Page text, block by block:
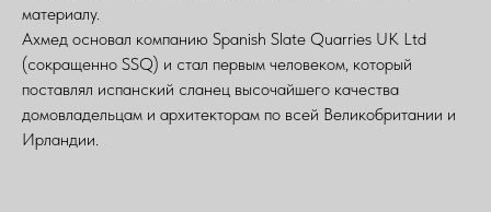
материалу.
Ахмед основал компанию Spanish Slate Quarries UK Ltd
(сокращенно SSQ) и стал первым человеком, который
поставлял испанский сланец высочайшего качества
домовладельцам и архитекторам по всей Великобритании и
Ирландии.